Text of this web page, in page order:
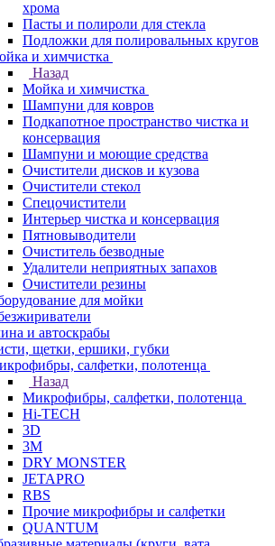
хрома
Пасты и полироли для стекла
Подложки для полировальных кругов
и химчистка
Назад
Мойка и химчистка
Шампуни для ковров
Подкапотное пространство чистка и
консервация
Шампуни и моющие средства
Очистители дисков и кузова
Очистители стекол
Спецочистители
Интерьер чистка и консервация
Пятновыводители
Очиститель безводные
Удалители неприятных запахов
Очистители резины
для мойки
и автоскрабы
щетки, ершики, губки
салфетки, полотенца
Назад
Микрофибры, салфетки, полотенца
Hi-TECH
3D
3М
DRY MONSTER
JETAPRO
RBS
Прочие микрофибры и салфетки
QUANTUM